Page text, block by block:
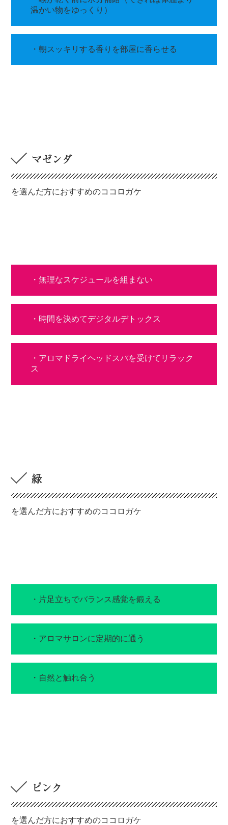
温かい物をゆっくり）
・朝スッキリする香りを部屋に香らせる
マゼンダ
を選んだ方におすすめのココロガケ
・無理なスケジュールを組まない
・時間を決めてデジタルデトックス
・アロマドライヘッドスパを受けてリラック
ス
緑
を選んだ方におすすめのココロガケ
・片足立ちでバランス感覚を鍛える
・アロマサロンに定期的に通う
・自然と触れ合う
ピンク
を選んだ方におすすめのココロガケ